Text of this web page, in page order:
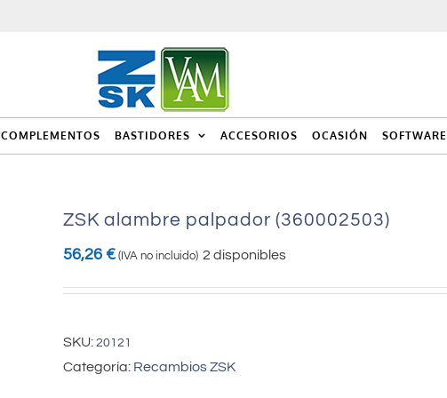
COMPLEMENTOS BASTIDORES ACCESORIOS OCASIÓN SOFTWARE
ZSK alambre palpador (360002503)
56,26 € (IVA no incluido) 2 disponibles
SKU: 20121
Categoría: Recambios ZSK